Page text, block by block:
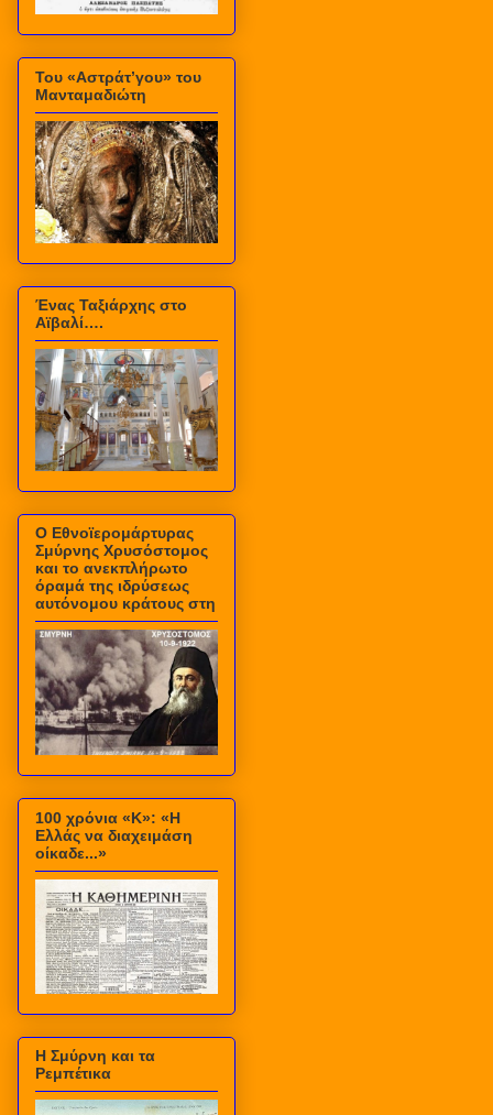
Του «Αστράτ’γου» του
Μανταμαδιώτη
Ένας Ταξιάρχης στο
Αϊβαλί….
Ο Εθνοϊερομάρτυρας
Σμύρνης Χρυσόστομος
και το ανεκπλήρωτο
όραμά της ιδρύσεως
αυτόνομου κράτους στη
100 χρόνια «Κ»: «Η
Ελλάς να διαχειμάση
οίκαδε...»
Η Σμύρνη και τα
Ρεμπέτικα